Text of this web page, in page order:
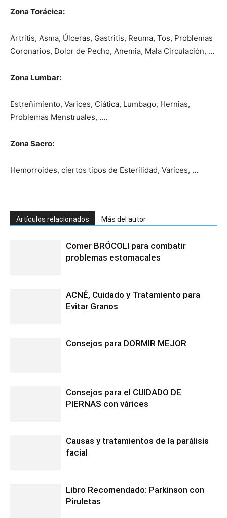
Zona Torácica:
Artritis, Asma, Úlceras, Gastritis, Reuma, Tos, Problemas
Coronarios, Dolor de Pecho, Anemia, Mala Circulación, …
Zona Lumbar:
Estreñimiento, Varices, Ciática, Lumbago, Hernias,
Problemas Menstruales, ….
Zona Sacro:
Hemorroides, ciertos tipos de Esterilidad, Varices, …
Artículos relacionados Más del autor
Comer BRÓCOLI para combatir
problemas estomacales
ACNÉ, Cuidado y Tratamiento para
Evitar Granos
Consejos para DORMIR MEJOR
Consejos para el CUIDADO DE
PIERNAS con várices
Causas y tratamientos de la parálisis
facial
Libro Recomendado: Parkinson con
Piruletas